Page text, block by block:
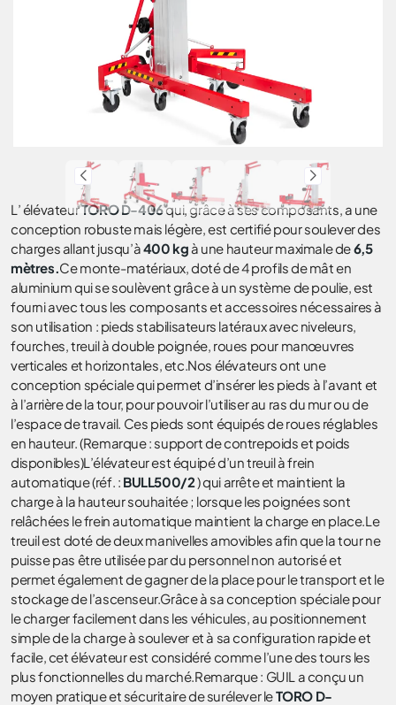
L’ élévateurTORO D-406qui, grâce à ses composants, a une
conception robuste mais légère, est certifié pour soulever des
charges allant jusqu’à400 kgà une hauteur maximale de6,5
mètres. Ce monte-matériaux, doté de 4 profils de mât en
aluminium qui se soulèvent grâce à un système de poulie, est
fourni avec tous les composants et accessoires nécessaires à
son utilisation : pieds stabilisateurs latéraux avec niveleurs,
fourches, treuil à double poignée, roues pour manœuvres
verticales et horizontales, etc.Nos élévateurs ont une
conception spéciale qui permet d’insérer les pieds à l’avant et
à l’arrière de la tour, pour pouvoir l’utiliser au ras du mur ou de
l’espace de travail. Ces pieds sont équipés de roues réglables
en hauteur. (Remarque : support de contrepoids et poids
disponibles)L’élévateur est équipé d’un treuil à frein
automatique (réf. : BULL500/2) qui arrête et maintient la
charge à la hauteur souhaitée ; lorsque les poignées sont
relâchées le frein automatique maintient la charge en place.Le
treuil est doté de deux manivelles amovibles afin que la tour ne
puisse pas être utilisée par du personnel non autorisé et
permet également de gagner de la place pour le transport et le
stockage de l’ascenseur.Grâce à sa conception spéciale pour
le charger facilement dans les véhicules, au positionnement
simple de la charge à soulever et à sa configuration rapide et
facile, cet élévateur est considéré comme l’une des tours les
plus fonctionnelles du marché.Remarque : GUIL a conçu un
moyen pratique et sécuritaire de surélever leTORO D-